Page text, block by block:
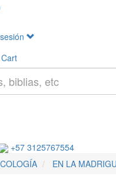
+57 3125767554
EN LA